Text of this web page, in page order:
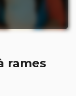
rames